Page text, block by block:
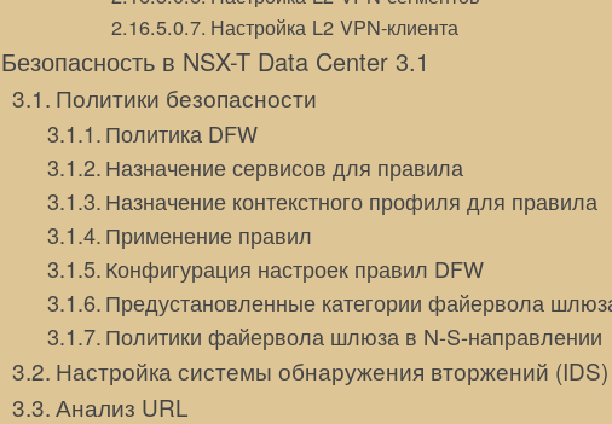
Настройка L2 VPN-клиента
Безопасность в NSX-T Data Center 3.1
Политики безопасности
Политика DFW
Назначение сервисов для правила
Назначение контекстного профиля для правила
Применение правил
Конфигурация настроек правил DFW
Предустановленные категории файервола
Политики файервола шлюза в N-S-направлении
Настройка системы обнаружения вторжений (IDS)
Анализ URL